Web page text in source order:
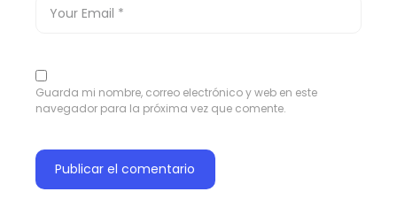
Guarda mi nombre, correo electrónico y web en este
navegador para la próxima vez que comente.